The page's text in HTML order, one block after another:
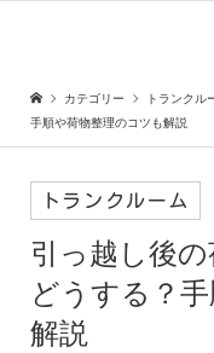
カテゴリー トランクル
手順や荷物整理のコツも解説
トランクルーム
引っ越し後
どうする？
解説